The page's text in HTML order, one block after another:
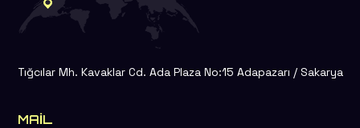
Tığcılar Mh. Kavaklar Cd. Ada Plaza No:15 Adapazarı / Sakarya
MAIL